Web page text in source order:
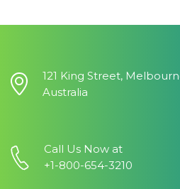
121 King Street,
Australia
Call Us Now at
+1-800-654-3210